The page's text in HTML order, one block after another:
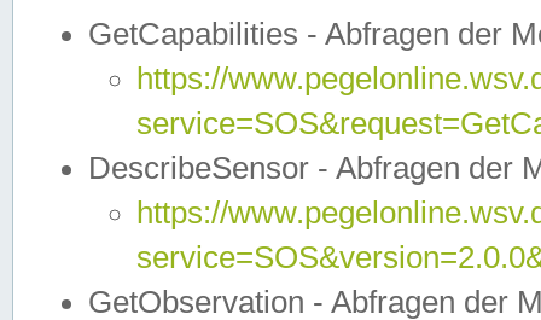
GetCapabilities - Abfragen der
https://
DescribeSensor - Abfragen der
https://
GetObservation - Abfragen der